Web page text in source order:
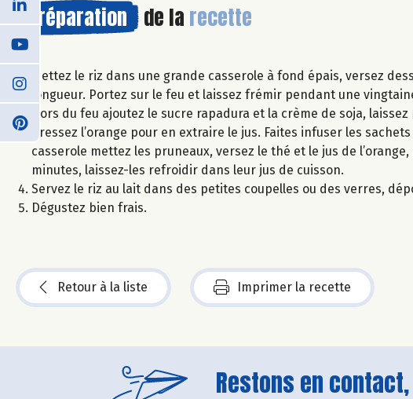
Préparation de la recette
Mettez le riz dans une grande casserole à fond épais, versez
longueur. Portez sur le feu et laissez frémir pendant une
Hors du feu ajoutez le sucre rapadura et la crème de soja,
Pressez l’orange pour en extraire le jus. Faites infuser les
casserole mettez les pruneaux, versez le thé et le jus de
minutes, laissez-les refroidir dans leur jus de cuisson.
Servez le riz au lait dans des petites coupelles ou des verres,
Dégustez bien frais.
Retour à la liste Imprimer la recette
Restons en